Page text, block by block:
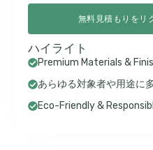
無料見積もりをリ
ハイライト
Premium Materials &
あらゆる対象者や用途に
Eco-Friendly &